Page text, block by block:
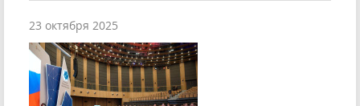
23 октября 2025